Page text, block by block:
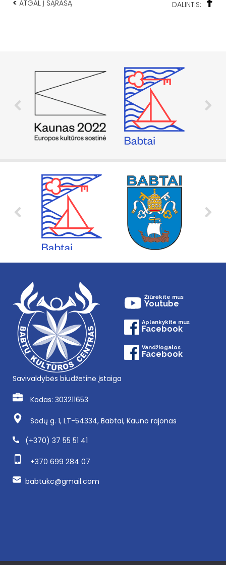
< ATGAL Į SĄRAŠĄ DALINTIS:
Žiūrėkite mus
Youtube
Aplankykite mus
Facebook
Vandžiogalos
Facebook
Savivaldybės biudžetinė įstaiga
Kodas: 303211653
Sodų g. 1, LT-54334, Babtai, Kauno rajonas
(+370) 37 55 51 41
+370 699 284 07
babtukc@gmail.com